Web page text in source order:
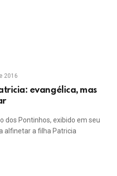
2016
evangélica, mas
dos Pontinhos, exibido em seu
alfinetar a filha Patricia